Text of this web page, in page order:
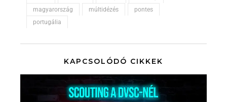
magyarország
múltidézés
pontes
portugália
KAPCSOLÓDÓ CIKKEK